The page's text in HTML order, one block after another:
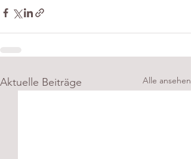
Aktuelle Beiträge Alle ansehen